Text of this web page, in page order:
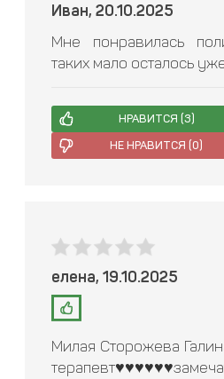
Иван, 20.10.2025
Мне понравилась
таких мало осталось
НРАВИТСЯ (3)
НЕ НРАВИТСЯ (0)
елена, 19.10.2025
Милая Сторожева